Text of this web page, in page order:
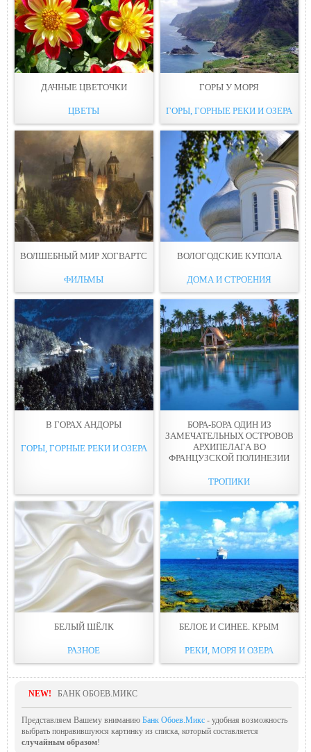
ДАЧНЫЕ ЦВЕТОЧКИ
ЦВЕТЫ
ГОРЫ У МОРЯ
ГОРЫ, ГОРНЫЕ РЕКИ И ОЗЕРА
ВОЛШЕБНЫЙ МИР ХОГВАРТС
ФИЛЬМЫ
ВОЛОГОДСКИЕ КУПОЛА
ДОМА И СТРОЕНИЯ
В ГОРАХ АНДОРЫ
ГОРЫ, ГОРНЫЕ РЕКИ И ОЗЕРА
БОРА-БОРА ОДИН ИЗ
ЗАМЕЧАТЕЛЬНЫХ ОСТРОВОВ
АРХИПЕЛАГА ВО
ФРАНЦУЗСКОЙ ПОЛИНЕЗИИ
ТРОПИКИ
БЕЛЫЙ ШЁЛК
РАЗНОЕ
БЕЛОЕ И СИНЕЕ. КРЫМ
РЕКИ, МОРЯ И ОЗЕРА
NEW! БАНК ОБОЕВ.МИКС
Представляем Вашему вниманию Банк Обоев.Микс - удобная возможность
выбрать понравившуюся картинку из списка, который составляется
случайным образом!